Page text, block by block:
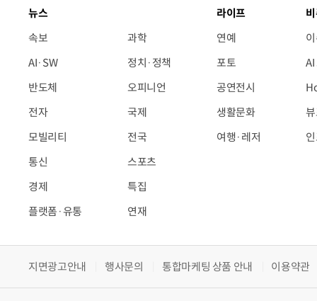
뉴스
속보
AI·SW
반도체
전자
모빌리티
통신
경제
플랫폼·유통
과학
정치·정책
오피니언
국제
전국
스포츠
특집
연재
라이프
연예
포토
공연전시
생활문화
여행·레저
지면광고안내 행사문의 통합마케팅 상품 안내 이용약관